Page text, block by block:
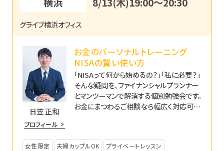
グライブ横浜オフィス
日笠 正和
プロフィール
お金のパーソナルトレーニング
NISAの賢い使い方
「NISAって何から始めるの？」「私に必要？」
そんな疑問を、ファイナンシャルプランナー
とマンツーマンで解消する個別勉強会です。
お金にまつわるご相談なら幅広く対応可能
女性限定 夫婦カップルOK
プライベートレッスン